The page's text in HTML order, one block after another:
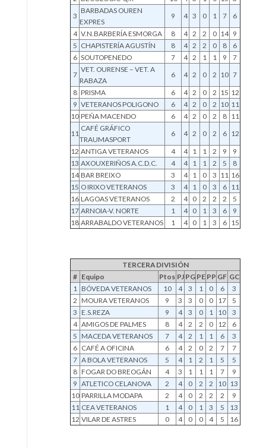
3
BARBADAS OUREN
EXPRES
9 4 3 0 1 7
6
4 V.N.BARBERÍA ESMORGA 8 4 2 2 0 14 9
5 CHAPISTERÍA AGUSTÍN 8 4 2 2 0 8
6
6 SOUTOPENEDO 7 4 2 1 1 9
7
7
VET. OURENSE – VET. A
RABAZA
6 4 2 0 2 10 7
8 PRISMA 6 4 2 0 2 15 12
9 VETERANOS POLIGONO 6 4 2 0 2 10 11
10 PEÑA MACENDO 6 4 2 0 2 8 11
11
CAFÉ GRÁFICO
TRAUMASPORT
6 4 2 0 2 6 12
12 ANTIGA VETERANOS 4 4 1 1 2 9
9
13 AXOUXERIÑOS A.C.D.C. 4 4 1 1 2 5
8
14 BAR BREIXO 3 4 1 0 3 11 16
15 O IRIXO VETERANOS 3 4 1 0 3 6 11
16 LAGOAS VETERANOS 2 4 0 2 2 2
5
17 ARNOIA-V. NORTE 1 4 0 1 3 6
9
18 ARRABALDO VETERANOS 1 4 0 1 3 6 15
TERCERA DIVISIÓN
# Equipo Ptos PJ PG PE PP GF GC
1 BÓVEDA VETERANOS 10 4 3 1 0 6
3
2 MOURA VETERANOS 9 3 3 0 0 17
5
3 E.S.REZA 9 4 3 0 1 10
3
4 AMIGOS DE PALMES 8 4 2 2 0 12
6
5 MACEDA VETERANOS 7 4 2 1 1 6
3
6 CAFÉ A OFICINA 6 4 2 0 2 7
7
7 A BOLA VETERANOS 5 4 1 2 1 5
5
8 FOGAR DO BREOGÁN 4 3 1 1 1 7
9
9 ATLETICO CELANOVA 2 4 0 2 2 10 13
10 PARRILLA MODAPA 2 4 0 2 2 2
9
11 CEA VETERANOS 1 4 0 1 3 5
13
12 VILAR DE ASTRES 0 4 0 0 4 5 16